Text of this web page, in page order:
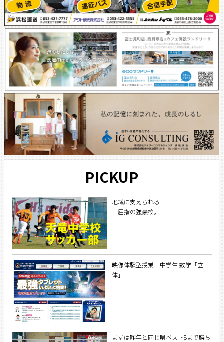
PICKUP
地域に支えられる
屈指の強豪校。
映像体験型授業 中学生 数学「立
体」
まずは昨年と同じ県ベスト8まで勝ち